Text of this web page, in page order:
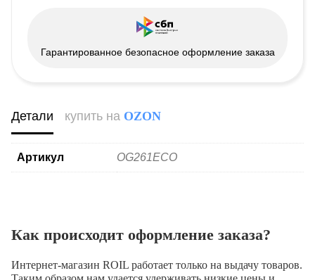
Гарантированное безопасное оформление заказа
Детали купить на OZON
Артикул OG261ECO
Как происходит оформление заказа?
Интернет-магазин ROIL работает только на выдачу товаров.